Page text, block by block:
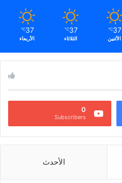
37
℃
الأثنين
37
℃
الثلاثاء
37
℃
الأربعاء
0
Subscribers
الأحدث